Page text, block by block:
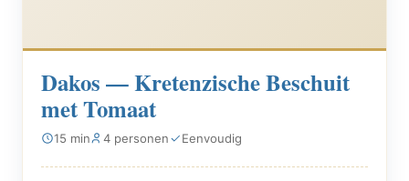
Dakos — Kretenzische Beschuit
met Tomaat
15 min 4 personen Eenvoudig